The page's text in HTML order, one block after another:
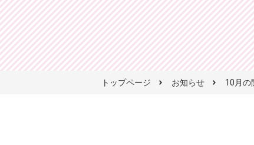
トップページ お知らせ 10月の